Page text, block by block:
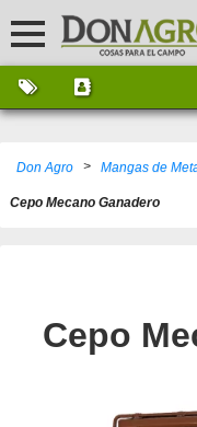
Don Agro > Mangas de
Cepo Mecano Ganadero
Cepo